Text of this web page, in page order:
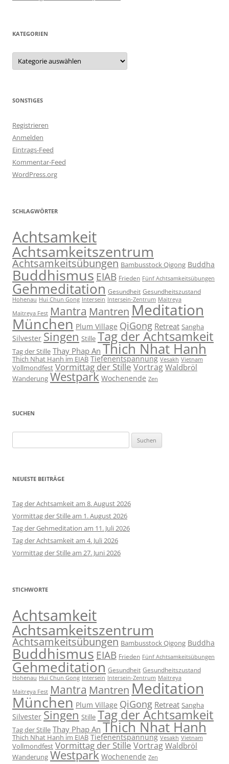
KATEGORIEN
Kategorien
SONSTIGES
Registrieren
Anmelden
Eintrags-Feed
Kommentar-Feed
WordPress.org
SCHLAGWÖRTER
Achtsamkeit
Achtsamkeitszentrum
Achtsamkeitsübungen Bambusstock Qigong Buddha
Buddhismus EIAB Frieden Fünf Achtsamkeitsübungen
Gehmeditation Gesundheit Gesundheitszustand
Hohenau Hui Chun Gong Intersein Intersein-Zentrum Maitreya
Maitreya Fest Mantra Mantren Meditation
München Plum Village QiGong Retreat Sangha
Silvester Singen Stille Tag der Achtsamkeit
Tag der Stille Thay Phap An Thich Nhat Hanh
Thich Nhat Hanh im EIAB Tiefenentspannung Vesakh Vietnam
Vollmondfest Vormittag der StilleVortragWaldbröl
Wanderung Westpark Wochenende Zen
SUCHEN
nach:
NEUESTE BEITRÄGE
Tag der Achtsamkeit am 8. August 2026
Vormittag der Stille am 1. August 2026
Tag der Gehmeditation am 11. Juli 2026
Tag der Achtsamkeit am 4. Juli 2026
Vormittag der Stille am 27. Juni 2026
STICHWORTE
Achtsamkeit
Achtsamkeitszentrum
Achtsamkeitsübungen Bambusstock Qigong Buddha
Buddhismus EIAB Frieden Fünf Achtsamkeitsübungen
Gehmeditation Gesundheit Gesundheitszustand
Hohenau Hui Chun Gong Intersein Intersein-Zentrum Maitreya
Maitreya Fest Mantra Mantren Meditation
München Plum Village QiGong Retreat Sangha
Silvester Singen Stille Tag der Achtsamkeit
Tag der Stille Thay Phap An Thich Nhat Hanh
Thich Nhat Hanh im EIAB Tiefenentspannung Vesakh Vietnam
Vollmondfest Vormittag der StilleVortragWaldbröl
Wanderung Westpark Wochenende Zen